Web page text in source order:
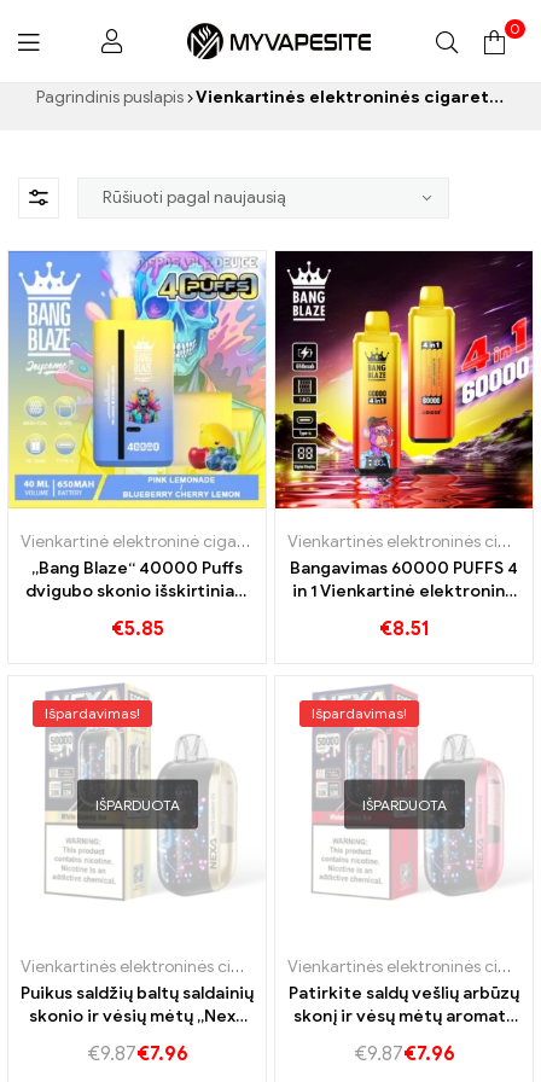
Myvapesite.de
0
Pagrindinis puslapis Vienkartinės elektroninės cigaretės Slovakija
Vienkartinė elektroninė cigaretė su nikotinu ,Vienkartinės
„Bang Blaze“ 40000 Puffs
dvigubo skonio išskirtiniam
€5.85
Vienkartinės elektroninės cigaretės
Bangavimas 60000 PUFFS 4
in 1 Vienkartinė elektroninė
€8.51
Išpardavimas!
IŠPARDUOTA
Vienkartinės elektroninės cigaretės Portugalija , Vienkartinės
Puikus saldžių baltų saldainių
skonio ir vėsių mėtų „Nexa
€9.87€7.96
Išpardavimas!
IŠPARDUOTA
Vienkartinės elektroninės cigaretės Portugalija
Patirkite saldų vešlių arbūzų
skonį ir vėsų mėtų aromatą
€9.87€7.96